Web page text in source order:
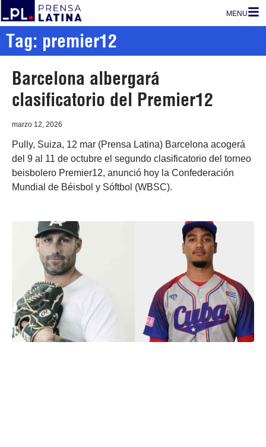
MENU
Tag: premier12
Barcelona albergará
clasificatorio del Premier12
marzo 12, 2026
Pully, Suiza, 12 mar (Prensa Latina) Barcelona acogerá
del 9 al 11 de octubre el segundo clasificatorio del torneo
beisbolero Premier12, anunció hoy la Confederación
Mundial de Béisbol y Sóftbol (WBSC).